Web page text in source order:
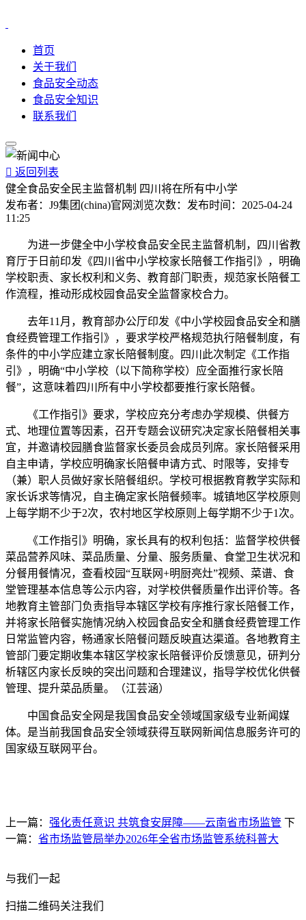
首页
关于我们
食品安全动态
食品安全知识
联系我们
 返回列表
健全食品安全民主监督机制 四川将在所有中小学
发布者： J9集团(china)官网 浏览次数： 发布时间： 2025-04-24
11:25
为进一步健全中小学校食品安全民主监督机制，四川省教
育厅于日前印发《四川省中小学校家长陪餐工作指引》，明确
学校职责、家长权利和义务、教育部门职责，规范家长陪餐工
作流程，推动形成校园食品安全监督家校合力。
去年11月，教育部办公厅印发《中小学校园食品安全和膳
食经费管理工作指引》，要求学校严格规范执行陪餐制度，有
条件的中小学应建立家长陪餐制度。四川此次制定《工作指
引》，明确“中小学校（以下简称学校）应全面推行家长陪
餐”，这意味着四川所有中小学校都要推行家长陪餐。
《工作指引》要求，学校应充分考虑办学规模、供餐方
式、地理位置等因素，召开专题会议研究决定家长陪餐相关事
宜，并邀请校园膳食监督家长委员会成员列席。家长陪餐采用
自主申请，学校应明确家长陪餐申请方式、时限等，安排专
（兼）职人员做好家长陪餐组织。学校可根据教育教学实际和
家长诉求等情况，自主确定家长陪餐频率。城镇地区学校原则
上每学期不少于2次，农村地区学校原则上每学期不少于1次。
《工作指引》明确，家长具有的权利包括：监督学校供餐
菜品营养风味、菜品质量、分量、服务质量、食堂卫生状况和
分餐用餐情况，查看校园“互联网+明厨亮灶”视频、菜谱、食
堂管理基本信息等公示内容，对学校供餐质量作出评价等。各
地教育主管部门负责指导本辖区学校有序推行家长陪餐工作，
并将家长陪餐实施情况纳入校园食品安全和膳食经费管理工作
日常监管内容，畅通家长陪餐问题反映直达渠道。各地教育主
管部门要定期收集本辖区学校家长陪餐评价反馈意见，研判分
析辖区内家长反映的突出问题和合理建议，指导学校优化供餐
管理、提升菜品质量。（江芸涵）
中国食品安全网是我国食品安全领域国家级专业新闻媒
体。是当前我国食品安全领域获得互联网新闻信息服务许可的
国家级互联网平台。
上一篇： 强化责任意识 共筑食安屏障——云南省市场监管 下
一篇： 省市场监管局举办2026年全省市场监管系统科普大
与我们一起
扫描二维码关注我们